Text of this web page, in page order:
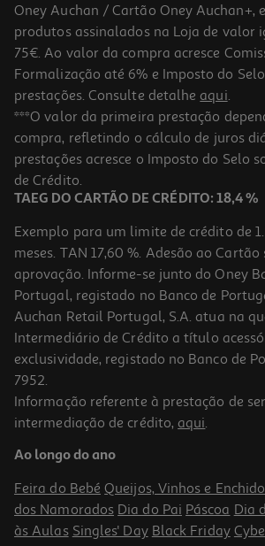
5.0
Multifunções Jacto Tinta Canon Pixma
64.99 €/un
64,99 €
Impressora Multifunções Epson Workforce
299.99 €/un
299,99 €
Oney Auchan / Cartão Oney Auchan+,
produtos assinalados na Loja de valor
75€. Ao valor da compra acresce
Formalização até 6% e Imposto do
prestações. Consulte detalhe aqui.
***O valor da primeira prestação
compra, refletindo o cálculo de juros
prestações acresce o Imposto do Selo
de Crédito.
TAEG DO CARTÃO DE CRÉDITO: 18,4 %
Exemplo para um limite de crédito de
meses. TAN 17,60 %. Adesão ao
aprovação. Informe-se junto do Oney
Portugal, registado no Banco de
Auchan Retail Portugal, S.A. atua na
Intermediário de Crédito a título
exclusividade, registado no Banco de
7952.
Informação referente à prestação de
intermediação de crédito, aqui.
Ao longo do ano
Feira do Bebé Queijos, Vinhos e
dos Namorados Dia do Pai Páscoa Dia
às Aulas Singles' Day Black Friday